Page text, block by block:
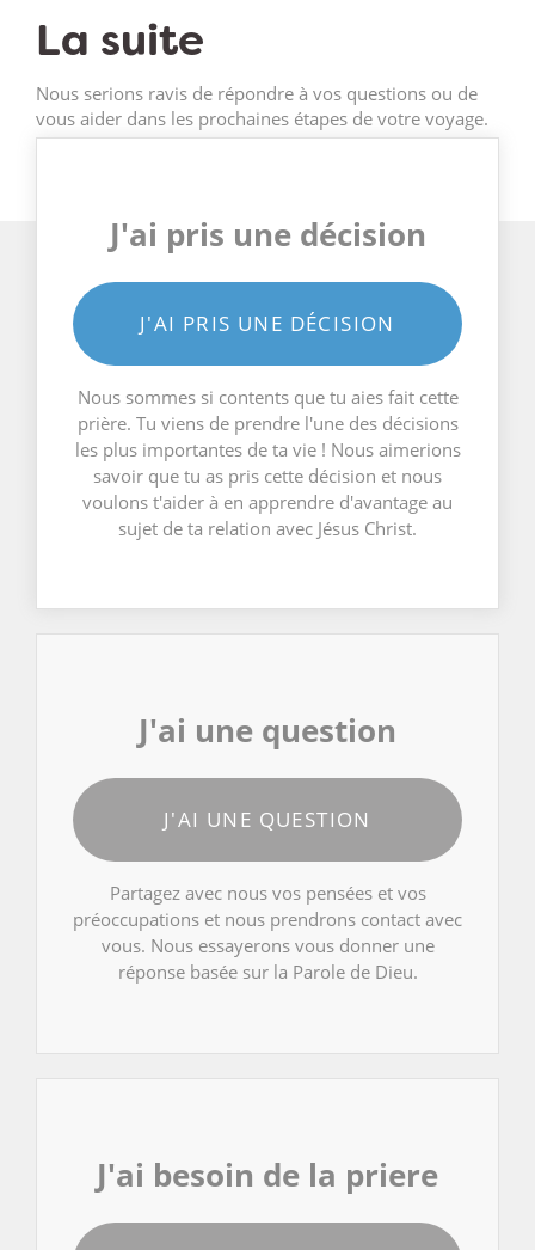
La suite
Nous serions ravis de répondre à vos questions ou de
vous aider dans les prochaines étapes de votre voyage.
J'ai pris une décision
J'AI PRIS UNE DÉCISION
Nous sommes si contents que tu aies fait cette
prière. Tu viens de prendre l'une des décisions
les plus importantes de ta vie ! Nous aimerions
savoir que tu as pris cette décision et nous
voulons t'aider à en apprendre d'avantage au
sujet de ta relation avec Jésus Christ.
J'ai une question
J'AI UNE QUESTION
Partagez avec nous vos pensées et vos
préoccupations et nous prendrons contact avec
vous. Nous essayerons vous donner une
réponse basée sur la Parole de Dieu.
J'ai besoin de la priere